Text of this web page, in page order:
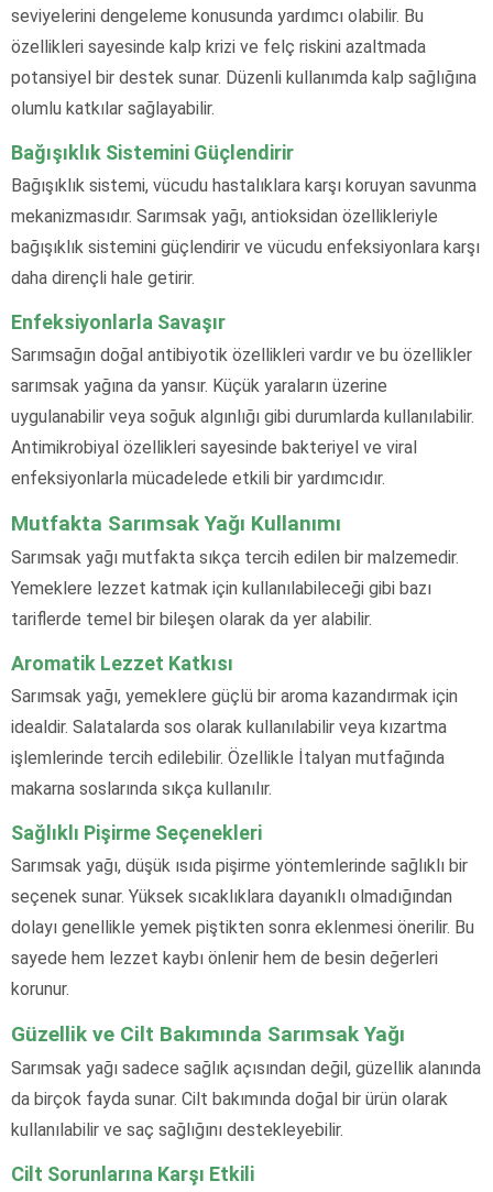
seviyelerini dengeleme konusunda yardımcı olabilir. Bu
özellikleri sayesinde kalp krizi ve felç riskini azaltmada
potansiyel bir destek sunar. Düzenli kullanımda kalp sağlığına
olumlu katkılar sağlayabilir.
Bağışıklık Sistemini Güçlendirir
Bağışıklık sistemi, vücudu hastalıklara karşı koruyan savunma
mekanizmasıdır. Sarımsak yağı, antioksidan özellikleriyle
bağışıklık sistemini güçlendirir ve vücudu enfeksiyonlara karşı
daha dirençli hale getirir.
Enfeksiyonlarla Savaşır
Sarımsağın doğal antibiyotik özellikleri vardır ve bu özellikler
sarımsak yağına da yansır. Küçük yaraların üzerine
uygulanabilir veya soğuk algınlığı gibi durumlarda kullanılabilir.
Antimikrobiyal özellikleri sayesinde bakteriyel ve viral
enfeksiyonlarla mücadelede etkili bir yardımcıdır.
Mutfakta Sarımsak Yağı Kullanımı
Sarımsak yağı mutfakta sıkça tercih edilen bir malzemedir.
Yemeklere lezzet katmak için kullanılabileceği gibi bazı
tariflerde temel bir bileşen olarak da yer alabilir.
Aromatik Lezzet Katkısı
Sarımsak yağı, yemeklere güçlü bir aroma kazandırmak için
idealdir. Salatalarda sos olarak kullanılabilir veya kızartma
işlemlerinde tercih edilebilir. Özellikle İtalyan mutfağında
makarna soslarında sıkça kullanılır.
Sağlıklı Pişirme Seçenekleri
Sarımsak yağı, düşük ısıda pişirme yöntemlerinde sağlıklı bir
seçenek sunar. Yüksek sıcaklıklara dayanıklı olmadığından
dolayı genellikle yemek piştikten sonra eklenmesi önerilir. Bu
sayede hem lezzet kaybı önlenir hem de besin değerleri
korunur.
Güzellik ve Cilt Bakımında Sarımsak Yağı
Sarımsak yağı sadece sağlık açısından değil, güzellik alanında
da birçok fayda sunar. Cilt bakımında doğal bir ürün olarak
kullanılabilir ve saç sağlığını destekleyebilir.
Cilt Sorunlarına Karşı Etkili